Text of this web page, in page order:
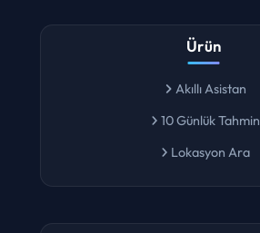
Ürün
Akıllı Asistan
10 Günlük Tahmin
Lokasyon Ara